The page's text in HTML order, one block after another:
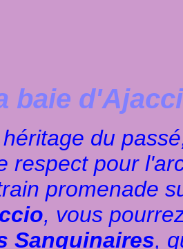
baie
du
respect pour
promenade
, vous
Sanguinaires,